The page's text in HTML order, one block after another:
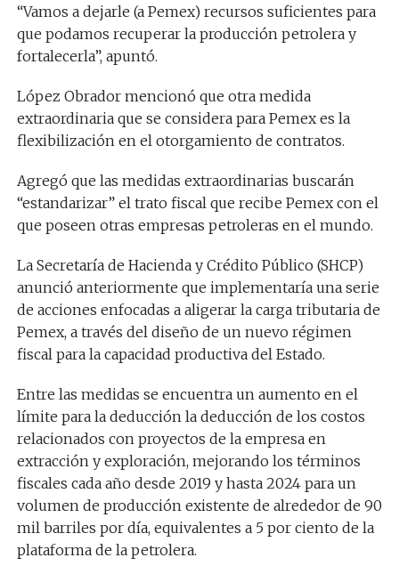
“Vamos a dejarle (a Pemex) recursos suficientes para
que podamos recuperar la producción petrolera y
fortalecerla”, apuntó.
López Obrador mencionó que otra medida
extraordinaria que se considera para Pemex es la
flexibilización en el otorgamiento de contratos.
Agregó que las medidas extraordinarias buscarán
“estandarizar” el trato fiscal que recibe Pemex con el
que poseen otras empresas petroleras en el mundo.
La Secretaría de Hacienda y Crédito Público (SHCP)
anunció anteriormente que implementaría una serie
de acciones enfocadas a aligerar la carga tributaria de
Pemex, a través del diseño de un nuevo régimen
fiscal para la capacidad productiva del Estado.
Entre las medidas se encuentra un aumento en el
límite para la deducción la deducción de los costos
relacionados con proyectos de la empresa en
extracción y exploración, mejorando los términos
fiscales cada año desde 2019 y hasta 2024 para un
volumen de producción existente de alrededor de 90
mil barriles por día, equivalentes a 5 por ciento de la
plataforma de la petrolera.